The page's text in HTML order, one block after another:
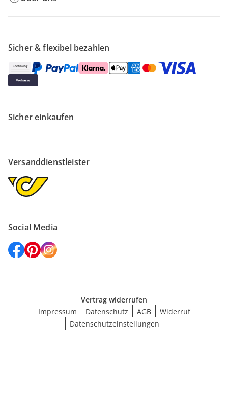
Sicher & flexibel bezahlen
Sicher einkaufen
Versanddienstleister
Social Media
Vertrag widerrufen
Impressum
Datenschutz AGB
Widerruf
Datenschutzeinstellungen